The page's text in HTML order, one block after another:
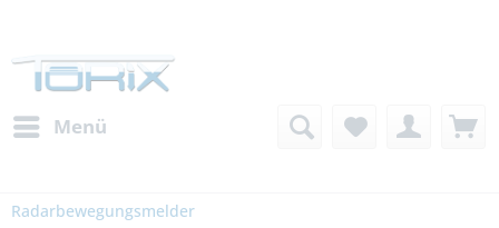
Menü
Radarbewegungsmelder